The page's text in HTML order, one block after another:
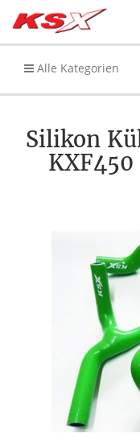
Alle Kategorien
Silikon